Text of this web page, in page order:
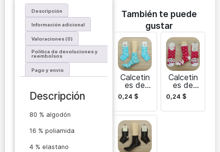
Descripción
Información adicional
Valoraciones (0)
Política de devoluciones y
reembolsos
Pago y envío
Descripción
80 % algodón
16 % poliamida
4 % elastano
También te puede
gustar
Calcetin
es de
mujer
asequible
Multipac
k para
todos
los días
0,24 $
Calcetin
es de
invierno
de alta
0,24 $